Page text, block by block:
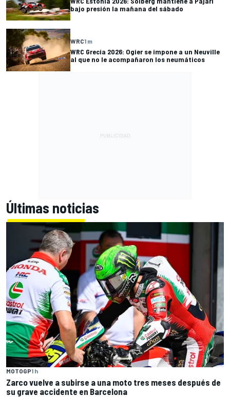
bajo presión la mañana del sábado
WRC1 m
WRC Grecia 2026: Ogier se impone a un Neuville
al que no le acompañaron los neumáticos
Últimas noticias
MOTOGP1 h
Zarco vuelve a subirse a una moto tres meses después de
su grave accidente en Barcelona